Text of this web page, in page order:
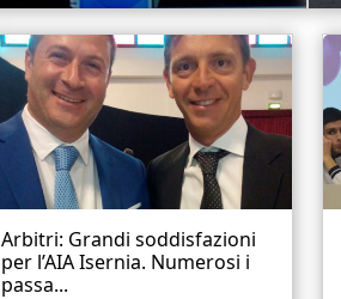
Arbitri: Grandi soddisfazioni
per l’AIA Isernia. Numerosi i
passa...